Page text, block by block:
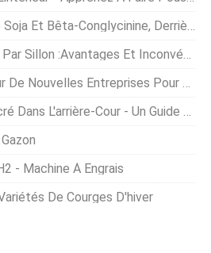
Intestinales, Fientes Humides Et Dermatite Des Coussinets Plantaires Chez Les Poulets
Sillon :Avantages Et Inconvénients
Entreprises Pour Votre Ferme
L'arrière-Cour - Un Guide De Plantation
- Machine À Engrais
De Courges D'hiver